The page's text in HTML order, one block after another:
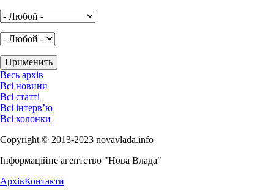
Весь архів
Всі новини
Всі статті
Всі інтерв’ю
Всі колонки
Copyright © 2013-2023 novavlada.info
Інформаційне агентство "Нова Влада"
АрхівКонтакти